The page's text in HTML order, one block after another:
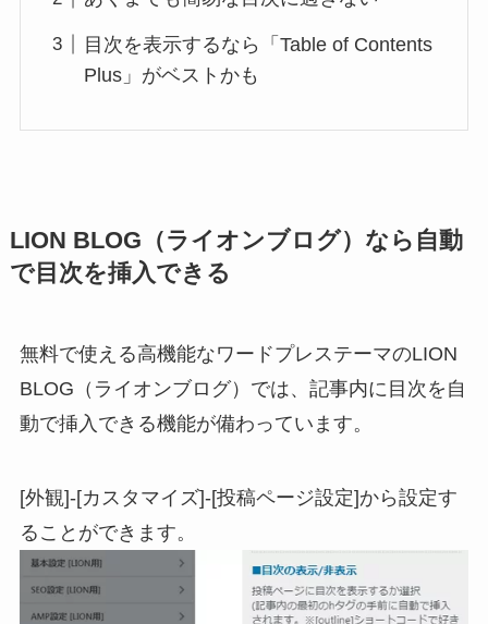
目次を表示するなら「Table of Contents
Plus」がベストかも
LION BLOG（ライオンブログ）なら自動
で目次を挿入できる
無料で使える高機能なワードプレステーマのLION
BLOG（ライオンブログ）では、記事内に目次を自
動で挿入できる機能が備わっています。
[外観]-[カスタマイズ]-[投稿ページ設定]から設定す
ることができます。